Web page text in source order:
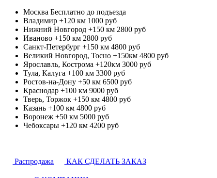
Москва Бесплатно до подъезда
Владимир +120 км 1000 руб
Нижний Новгород +150 км 2800 руб
Иваново +150 км 2800 руб
Санкт-Петербург +150 км 4800 руб
Великий Новгород, Тосно +150км 4800 руб
Ярославль, Кострома +120км 3000 руб
Тула, Калуга +100 км 3300 руб
Ростов-на-Дону +50 км 6500 руб
Краснодар +100 км 9000 руб
Тверь, Торжок +150 км 4800 руб
Казань +100 км 4800 руб
Воронеж +50 км 5000 руб
Чебоксары +120 км 4200 руб
Распродажа КАК СДЕЛАТЬ ЗАКАЗ